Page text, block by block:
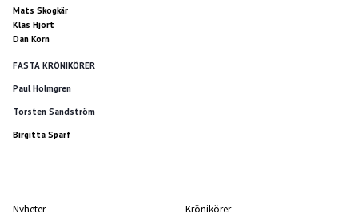
Mats Skogkär
Klas Hjort
Dan Korn
FASTA KRÖNIKÖRER
Paul Holmgren
Torsten Sandström
Birgitta Sparf
Nyheter Krönikörer